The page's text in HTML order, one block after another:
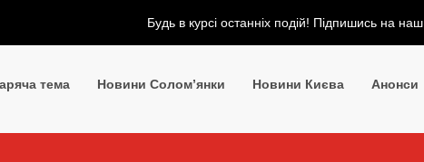
Будь в курсі останніх подій! Підпишись на наш
тема Новини Солом’янки Новини Києва Анонси